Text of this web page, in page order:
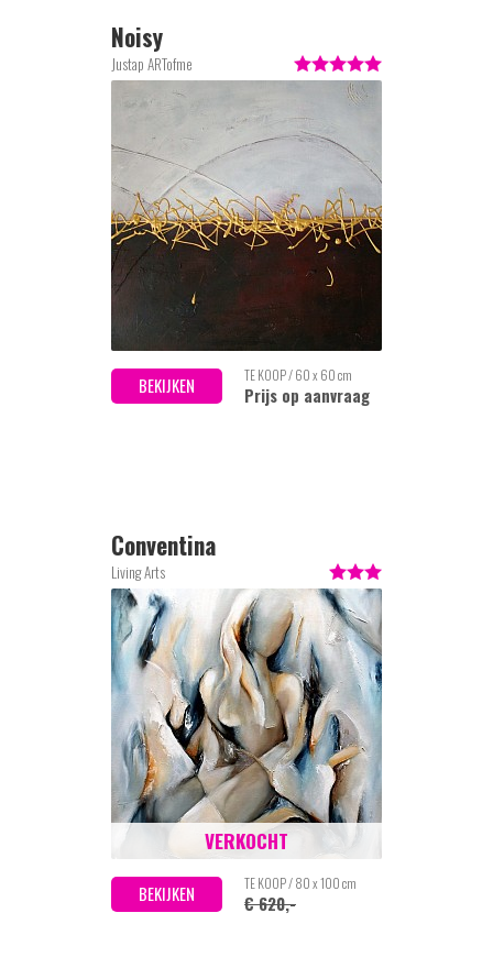
Noisy
Justap ARTofme
BEKIJKEN TE KOOP / 60 x 60 cm
Prijs op aanvraag
Conventina
Living Arts
BEKIJKEN TE KOOP / 80 x 100 cm
€ 620,-
VERKOCHT